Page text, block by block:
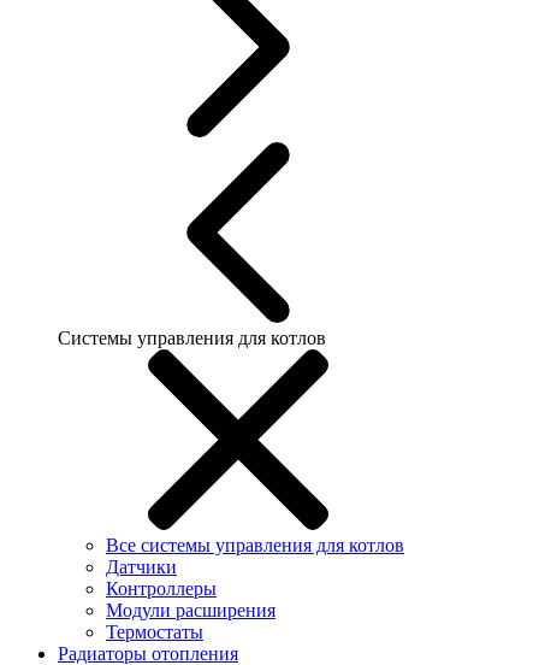
Системы управления для котлов
Все системы управления для котлов
Датчики
Контроллеры
Модули расширения
Термостаты
Радиаторы отопления